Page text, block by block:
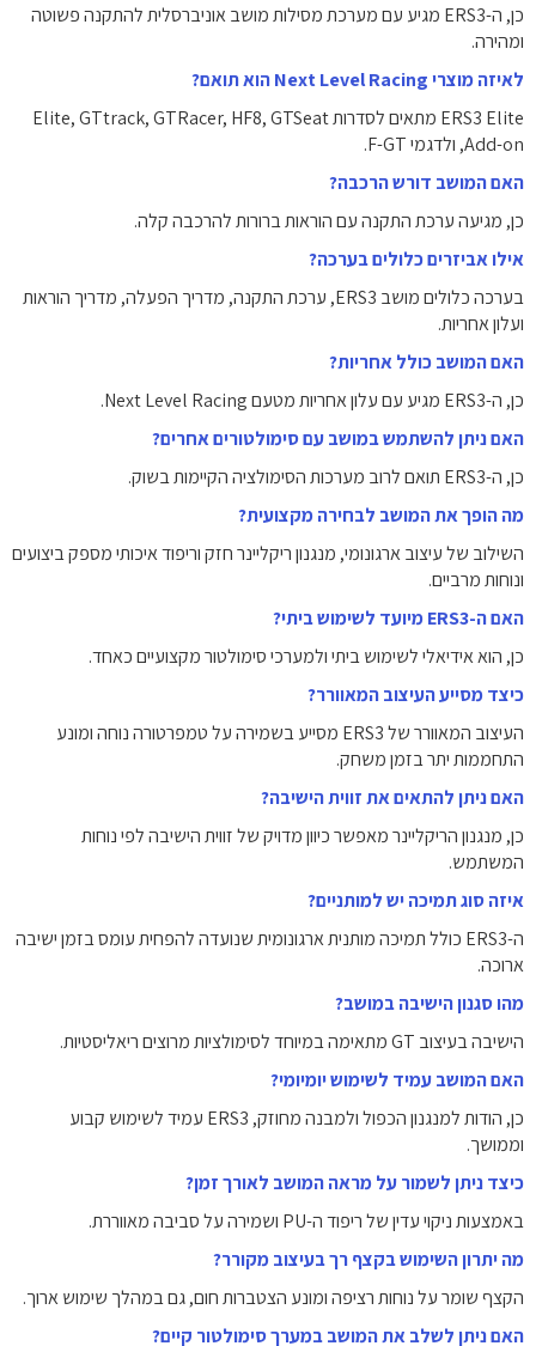
כן, ה-ERS3 מגיע עם מערכת מסילות מושב אוניברסלית להתקנה פשוטה
ומהירה.
לאיזה מוצרי Next Level Racing הוא תואם?
ERS3 Elite מתאים לסדרות Elite, GTtrack, GTRacer, HF8, GTSeat
Add-on, ולדגמי F-GT.
האם המושב דורש הרכבה?
כן, מגיעה ערכת התקנה עם הוראות ברורות להרכבה קלה.
אילו אביזרים כלולים בערכה?
בערכה כלולים מושב ERS3, ערכת התקנה, מדריך הפעלה, מדריך הוראות
ועלון אחריות.
האם המושב כולל אחריות?
כן, ה-ERS3 מגיע עם עלון אחריות מטעם Next Level Racing.
האם ניתן להשתמש במושב עם סימולטורים אחרים?
כן, ה-ERS3 תואם לרוב מערכות הסימולציה הקיימות בשוק.
מה הופך את המושב לבחירה מקצועית?
השילוב של עיצוב ארגונומי, מנגנון ריקליינר חזק וריפוד איכותי מספק ביצועים
ונוחות מרביים.
האם ה-ERS3 מיועד לשימוש ביתי?
כן, הוא אידיאלי לשימוש ביתי ולמערכי סימולטור מקצועיים כאחד.
כיצד מסייע העיצוב המאוורר?
העיצוב המאוורר של ERS3 מסייע בשמירה על טמפרטורה נוחה ומונע
התחממות יתר בזמן משחק.
האם ניתן להתאים את זווית הישיבה?
כן, מנגנון הריקליינר מאפשר כיוון מדויק של זווית הישיבה לפי נוחות
המשתמש.
איזה סוג תמיכה יש למותניים?
ה-ERS3 כולל תמיכה מותנית ארגונומית שנועדה להפחית עומס בזמן ישיבה
ארוכה.
מהו סגנון הישיבה במושב?
הישיבה בעיצוב GT מתאימה במיוחד לסימולציות מרוצים ריאליסטיות.
האם המושב עמיד לשימוש יומיומי?
כן, הודות למנגנון הכפול ולמבנה מחוזק, ERS3 עמיד לשימוש קבוע
וממושך.
כיצד ניתן לשמור על מראה המושב לאורך זמן?
באמצעות ניקוי עדין של ריפוד ה-PU ושמירה על סביבה מאווררת.
מה יתרון השימוש בקצף רך בעיצוב מקורר?
הקצף שומר על נוחות רציפה ומונע הצטברות חום, גם במהלך שימוש ארוך.
האם ניתן לשלב את המושב במערך סימולטור קיים?